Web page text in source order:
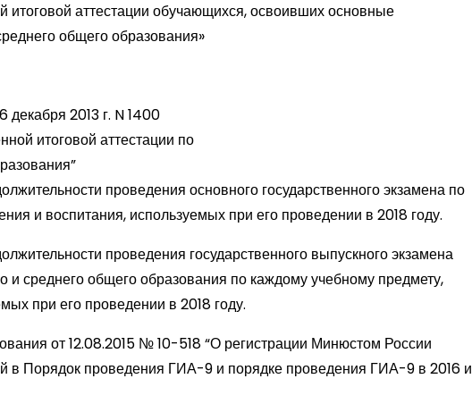
итоговой аттестации обучающихся, освоивших основные
общего образования»
2013 г. N 1400
итоговой аттестации по
проведения основного государственного экзамена по
и воспитания, используемых при его проведении в 2018 году.
проведения государственного выпускного экзамена
среднего общего образования по каждому учебному предмету,
при его проведении в 2018 году.
от 12.08.2015 № 10-518 “О регистрации Минюстом России
в Порядок проведения ГИА-9 и порядке проведения ГИА-9 в 2016 и